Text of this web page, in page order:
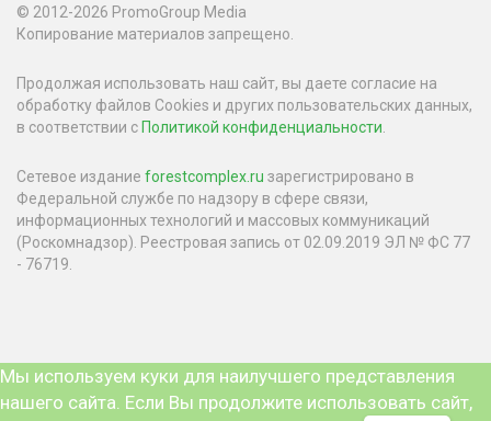
© 2012-2026 PromoGroup Media
Копирование материалов запрещено.
Продолжая использовать наш сайт, вы даете согласие на
обработку файлов Cookies и других пользовательских данных,
в соответствии сПолитикой конфиденциальности
Сетевое издание forestcomplex.ru зарегистрировано в
Федеральной службе по надзору в сфере связи,
информационных технологий и массовых коммуникаций
(Роскомнадзор). Реестровая запись от 02.09.2019 ЭЛ № ФС 77
- 76719.
Мы используем куки для наилучшего представления
нашего сайта. Если Вы продолжите использовать сайт,